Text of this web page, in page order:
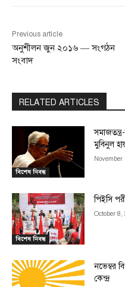
Previous article
অনুশীলন জুন ২০১৬ — সংগঠন
সংবাদ
RELATED ARTICLES
বিশেষ নিবন্ধ
মুবিনুল
বিশেষ নিবন্ধ
পিইসি
October 8,
নভেম্বর
কেন্দ্র